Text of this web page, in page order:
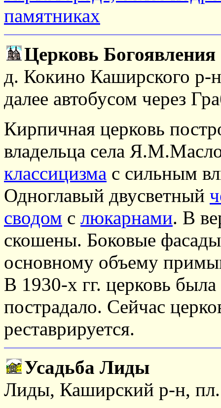
памятниках
Церковь
д. Кокино Каширского р-
далее автобусом через
Кирпичная церковь
владельца села
классицизма с сильным
Одноглавый двусветный
сводом с люкарнами. В
скошены. Боковые
основному объему
В 1930-х гг. церковь
пострадало. Сейчас
реставрируется.
Усадьба Лиды
Лиды, Каширский р-н,